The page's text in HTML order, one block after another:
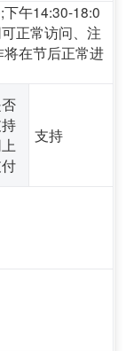
午14:30-18:0
正常访问、注
在节后正常进
支持